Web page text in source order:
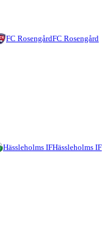
FC RosengårdFC Rosengård
Hässleholms IFHässleholms IF